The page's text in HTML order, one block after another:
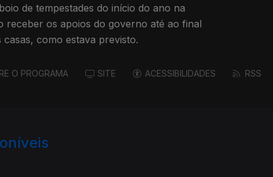
de tempestades do início do ano na
receber os apoios do governo até ao final
como estava previsto.
O PROGRAMA SITE ACESSIBILIDADES RSS